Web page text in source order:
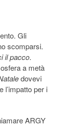
Gli
scomparsi.
il pacco.
a metà
dovevi
l’impatto per i
ARGY